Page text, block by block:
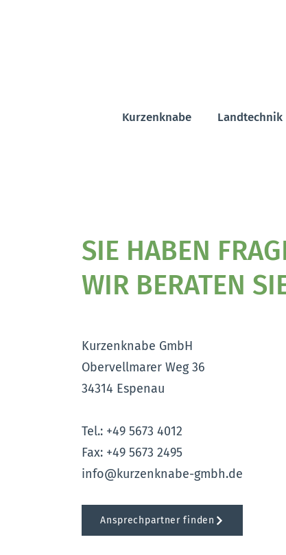
Kurzenknabe Landtechnik
SIE HABEN
WIR BERATEN
Kurzenknabe GmbH
Obervellmarer Weg 36
34314 Espenau
Tel.: +49 5673 4012
Fax: +49 5673 2495
info@kurzenknabe-gmbh.de
Ansprechpartner finden